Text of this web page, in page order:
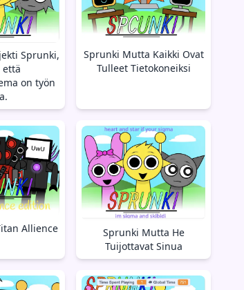
Sprunki,
että
on työn
Sprunki Mutta Kaikki Ovat
Tulleet Tietokoneiksi
Allience
Sprunki Mutta He
Tuijottavat Sinua